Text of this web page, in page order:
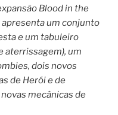
Blood in the
apresenta um conjunto
e um tabuleiro
aterrissagem), um
dois novos
de Herói e de
mecânicas de